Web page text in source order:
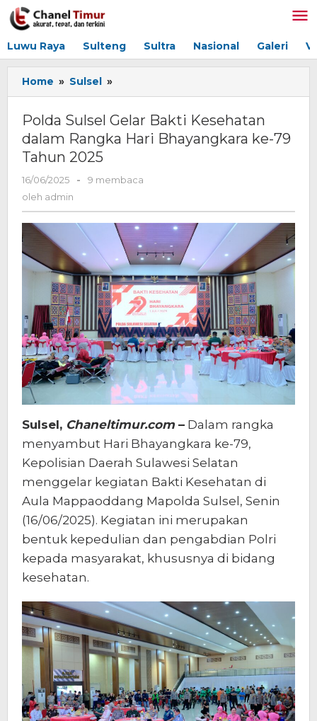
Lewati
ke
Luwu Raya Sulteng Sultra Nasional Galeri
Home » Sulsel »
Sulsel
Bakti
Kesehatan
Hari
ke-
79
Tahun
2025
Polda Sulsel Gelar Bakti Kesehatan
dalam Rangka Hari Bhayangkara ke-79
Tahun 2025
16/06/2025
oleh
-
9 membaca
oleh admin
Sulsel, Chaneltimur.com– Dalam rangka
menyambut Hari Bhayangkara ke-79,
Kepolisian Daerah Sulawesi Selatan
menggelar kegiatan Bakti Kesehatan di
Aula Mappaoddang Mapolda Sulsel, Senin
(16/06/2025). Kegiatan ini merupakan
bentuk kepedulian dan pengabdian Polri
kepada masyarakat, khususnya di bidang
kesehatan.